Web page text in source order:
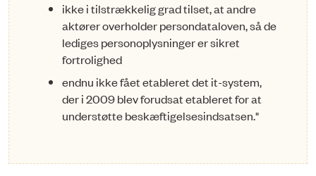
ikke i tilstrækkelig grad tilset, at andre
aktører overholder persondataloven, så de
lediges personoplysninger er sikret
fortrolighed
endnu ikke fået etableret det it-system,
der i 2009 blev forudsat etableret for at
understøtte beskæftigelsesindsatsen."